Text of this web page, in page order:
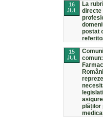
16
JUL
La
directe
postat
15
JUL
plăților